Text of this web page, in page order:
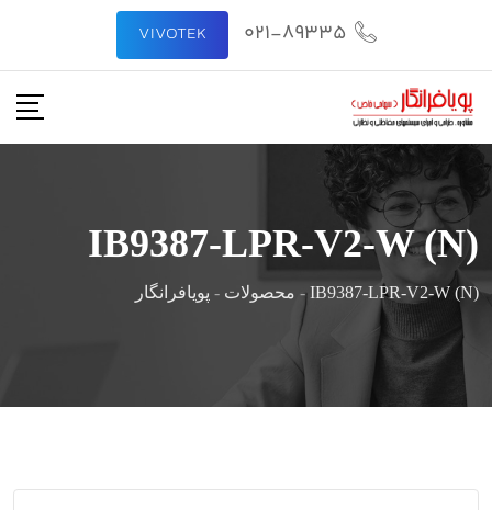
محتوا
021-89335
VIVOTEK
IB9387-LPR-V2-W (N)
IB9387-LPR-V2-W (N)
- محصولات - پویافرانگار